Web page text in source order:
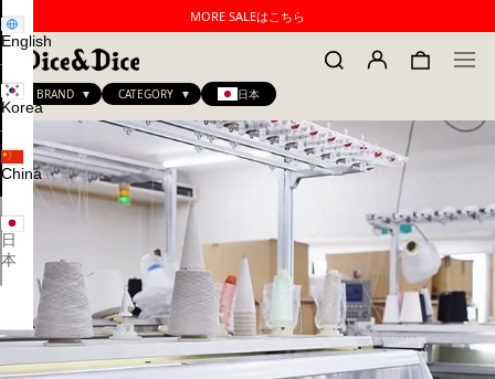
MORE SALEはこちら
BRAND CATEGORY 日本
English
Korea
China
日
本